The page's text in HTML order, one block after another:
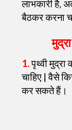
लाभकारी है,
बैठकर करना
1.पृथ्वी
चाहिए | वैसे
कर सकते हैं।